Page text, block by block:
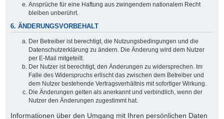
Ansprüche für eine Haftung aus zwingendem nationalem Recht
bleiben unberührt.
6. ÄNDERUNGSVORBEHALT
Der Betreiber ist berechtigt, die Nutzungsbedingungen und die
Datenschutzerklärung zu ändern. Die Änderung wird dem Nutzer
per E-Mail mitgeteilt.
Der Nutzer ist berechtigt, den Änderungen zu widersprechen. Im
Falle des Widerspruchs erlischt das zwischen dem Betreiber und
dem Nutzer bestehende Vertragsverhältnis mit sofortiger Wirkung.
Die Änderungen gelten als anerkannt und verbindlich, wenn der
Nutzer den Änderungen zugestimmt hat.
Informationen über den Umgang mit Ihren persönlichen Daten